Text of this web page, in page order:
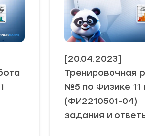
[20.04.2023]
Тренировочная
№5 по Физике 11
(ФИ2210501-04)
задания и